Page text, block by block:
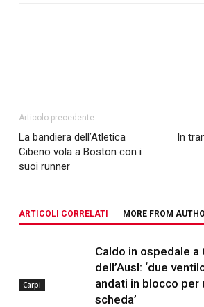
Articolo precedente
La bandiera dell’Atletica
Cibeno vola a Boston con i
suoi runner
In
ARTICOLI CORRELATI MORE FROM
Carpi
Caldo in ospedale a
dell’Ausl: ‘due
andati in blocco per
scheda’